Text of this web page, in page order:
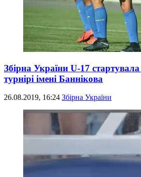
Збірна України U-17
турнірі імені Баннікова
26.08.2019, 16:24 Збірна України